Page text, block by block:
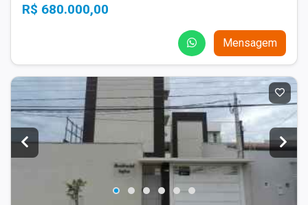
R$ 680.000,00
Mensagem